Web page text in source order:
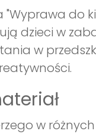
do
dzieci w
w
w